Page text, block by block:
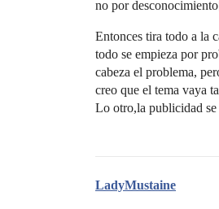
no por
Entonces tira todo a la
todo se empieza por
cabeza el problema,
creo que el tema vaya
Lo otro,la publicidad
LadyMustaine